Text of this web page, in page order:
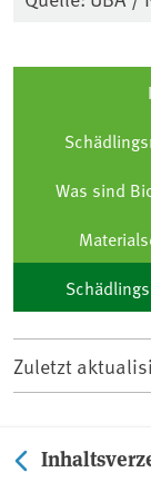
Was sind
Zuletzt